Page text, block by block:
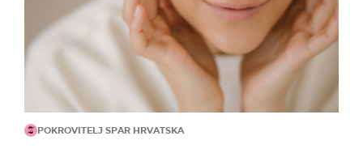
POKROVITELJ SPAR HRVATSKA